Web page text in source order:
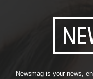
Newsmag is your news,